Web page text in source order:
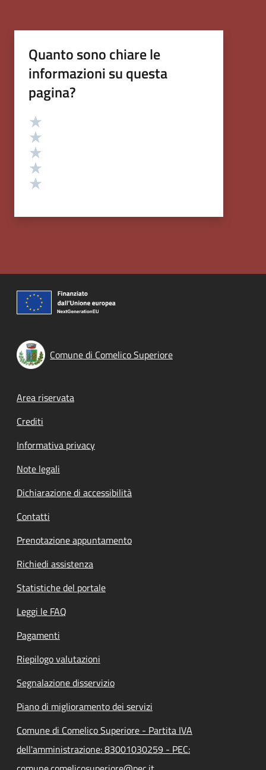
Quanto sono chiare le
informazioni su questa
pagina?
Valutazione
Comune di Comelico Superiore
Footer menu
Area riservata
Crediti
Informativa privacy
Note legali
Dichiarazione di accessibilità
Contatti
Prenotazione appuntamento
Richiedi assistenza
Statistiche del portale
Leggi le FAQ
Pagamenti
Riepilogo valutazioni
Segnalazione disservizio
Piano di miglioramento dei servizi
Comune di Comelico Superiore - Partita IVA
dell'amministrazione: 83001030259 - PEC: